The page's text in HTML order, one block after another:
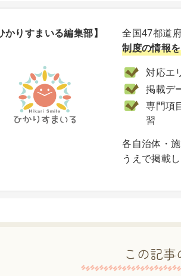
かりすまいる編集部】 全国47都道
制度の情報
対応エ
掲載デ
専門項
習
各自治体・
うえで掲載
この記事